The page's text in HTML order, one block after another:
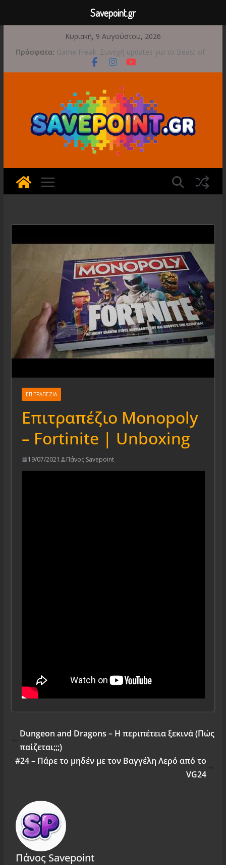
περιεχόμενο
Κυριακή, 9 Αυγούστου, 2026
Πρόσφατα: Game Freak: Συνεχή updates για το Beast of
Reincarnation μετά την ανάμεικτη υποδοχή
Μια φωτογραφική περιπέτεια συνεχίζεται στο
Διασχίστε τους ουρανούς με το Wild Blue
Skies αυτό το φθινόπωρο
Διακοπές και παιχνίδι για όλη την οικογένεια!
Έρχεται 1η Σεπτεμβρίου το Crimson Moon
ΕΠΙΤΡΑΠΕΖΙΑ
Eπιτραπέζιο Monopoly
– Fortinite | Unboxing
19/07/2021 Πάνος Savepoint
Dungeon and Dragons – Η περιπέτεια ξεκινά (Πώς
παίζεται;;;)
#24 – Πάρε το μηδέν με τον Βαγγέλη Λερό από το
VG24
Πάνος Savepoint
Savepoint.gr